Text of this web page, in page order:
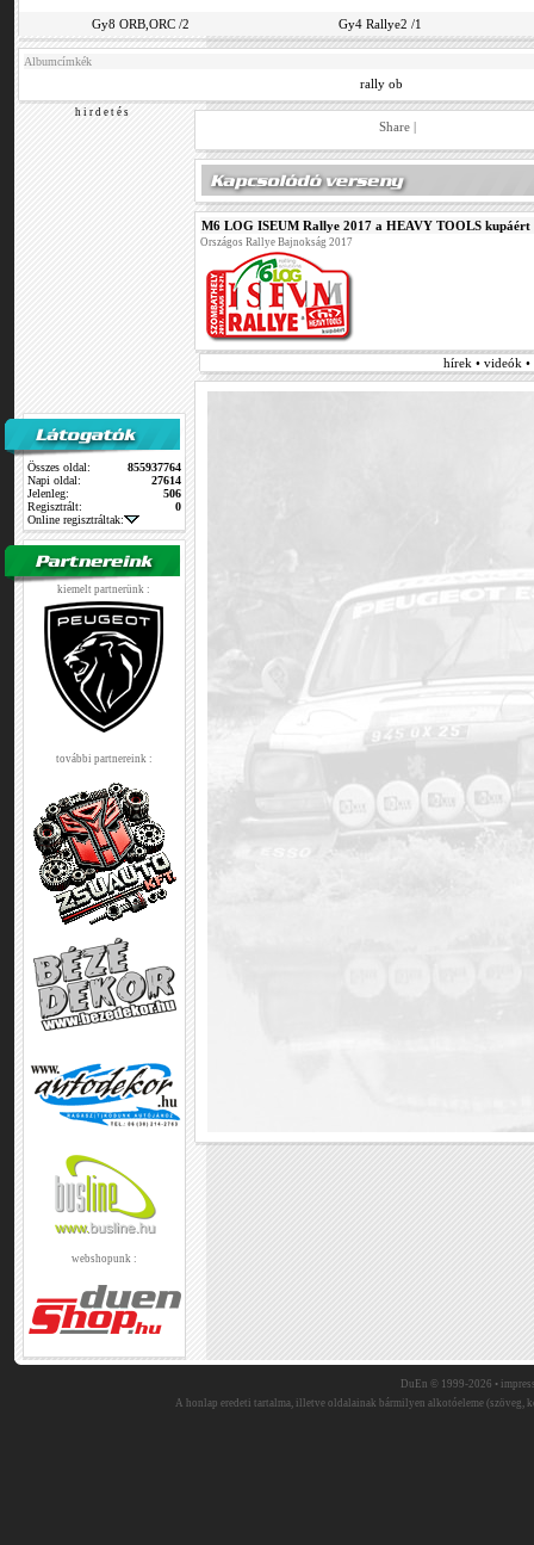
Gy8 ORB,ORC /2 Gy4 Rallye2 /1
Albumcímkék
rally ob
h i r d e t é s
Összes oldal:
855937764
Napi oldal:
27614
Jelenleg:
506
Regisztrált:
0
Online regisztráltak:
kiemelt partnerünk :
további partnereink :
webshopunk :
Share |
M6 LOG ISEUM Rallye 2017 a HEAVY TOOLS kupáért
Országos Rallye Bajnokság 2017
hírek • videók
DuEn © 1999-2026 •
A honlap eredeti tartalma, illetve oldalainak bármilyen alkotóeleme (szöveg,